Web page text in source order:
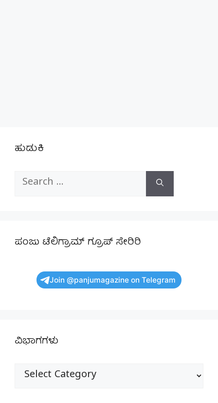
ಹುಡುಕಿ
Search
ಪಂಜು ಟೆಲಿಗ್ರಾಮ್ ಗ್ರೂಪ್ ಸೇರಿರಿ
Join @panjumagazine on Telegram
ವಿಭಾಗಗಳು
ವಿಭಾಗಗಳು